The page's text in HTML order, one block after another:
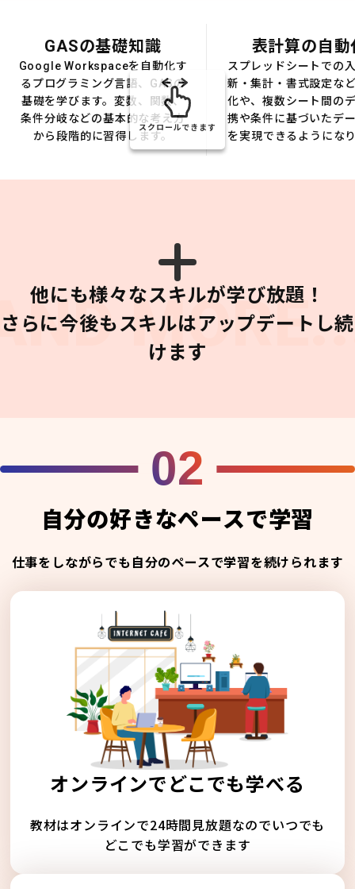
GASの基礎知識
Google Workspaceを自動化す
るプログラミング言語、GASの
基礎を学びます。変数、関数、
条件分岐などの基本的な考え方
から段階的に習得します。
表計算の自動
スプレッドシートでの
新・集計・書式設定な
化や、複数シート間の
携や条件に基づいたデ
を実現できるようにな
スクロールできます
他にも様々なスキルが学び放題！
さらに今後もスキルはアップデートし続
けます
02
自分の好きなペースで学習
仕事をしながらでも自分のペースで学習を続けられます
オンラインでどこでも学べる
教材はオンラインで24時間見放題なのでいつでも
どこでも学習ができます